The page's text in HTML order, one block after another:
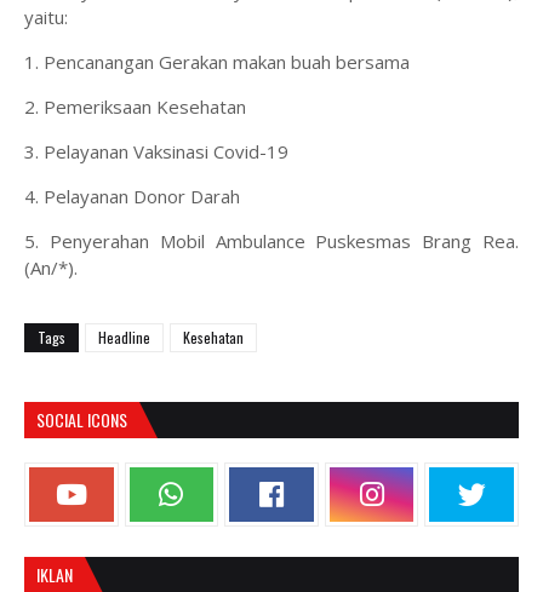
yaitu:
1. Pencanangan Gerakan makan buah bersama
2. Pemeriksaan Kesehatan
3. Pelayanan Vaksinasi Covid-19
4. Pelayanan Donor Darah
5. Penyerahan Mobil Ambulance Puskesmas Brang Rea.
(An/*).
Tags Headline Kesehatan
SOCIAL ICONS
IKLAN